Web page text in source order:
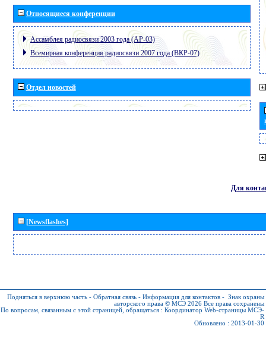
Относящиеся конференции
Ассамблея радиосвязи 2003 года (АР-03)
Всемирная конференция радиосвязи 2007 года (ВКР-07)
Отдел новостей
Для
[Newsflashes]
Подняться в верхнюю часть - Обратная связь - Информация для контактов - Знак охраны
авторского права © МСЭ 2026 Все права сохранены
По вопросам, связанным с этой страницей, обращаться : Координатор Web-страницы МСЭ-
R
Обновлено : 2013-01-30